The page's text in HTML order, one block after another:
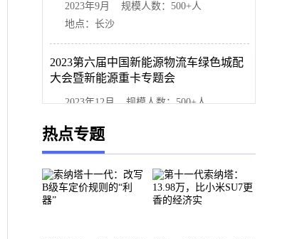
2023年9月 规模人数：500+人
地点：长沙
2023第六届中国新能源物流车绿色城配
大会暨新能源重卡专题会
2023年12月 规模人数：500+人
热点专题